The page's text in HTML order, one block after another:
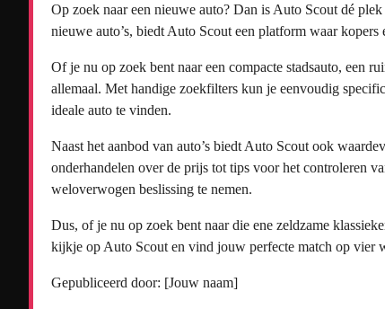
Op zoek naar een nieuwe auto? Dan is Auto Scout dé
nieuwe auto’s, biedt Auto Scout een platform waar kopers
Of je nu op zoek bent naar een compacte stadsauto, een
allemaal. Met handige zoekfilters kun je eenvoudig
ideale auto te vinden.
Naast het aanbod van auto’s biedt Auto Scout ook
onderhandelen over de prijs tot tips voor het controleren
weloverwogen beslissing te nemen.
Dus, of je nu op zoek bent naar die ene zeldzame
kijkje op Auto Scout en vind jouw perfecte match op vier
Gepubliceerd door: [Jouw naam]